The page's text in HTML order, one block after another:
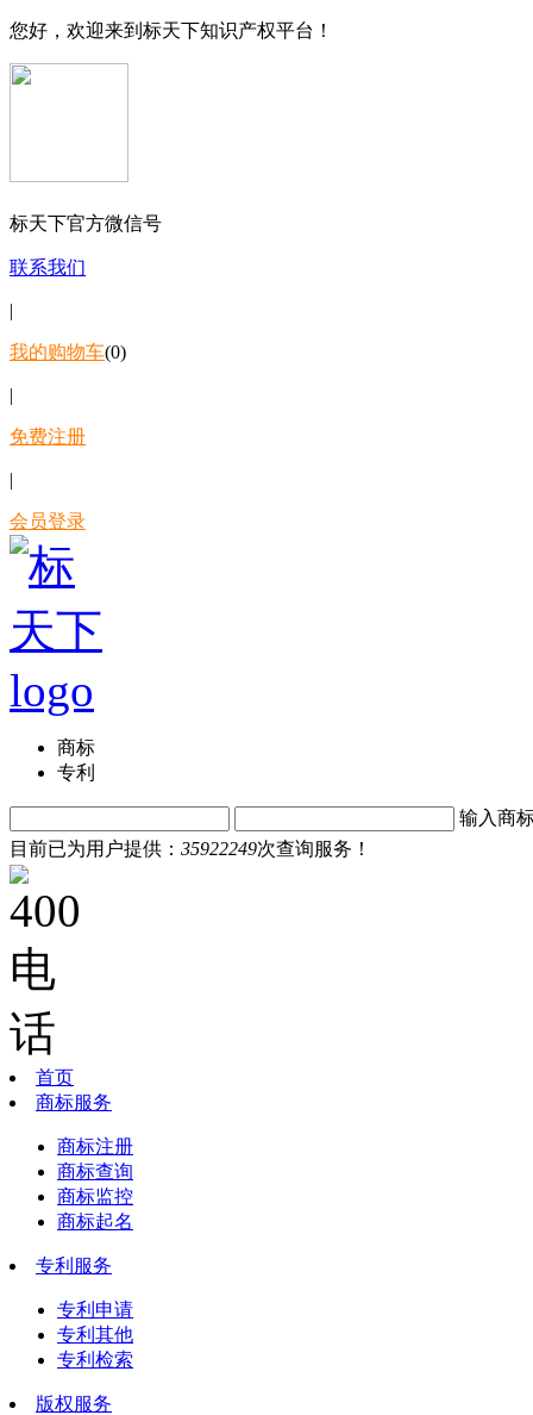
您好，欢迎来到标天下知识产权平台！
标天下官方微信号
联系我们
|
我的购物车(0)
|
免费注册
|
会员登录
商标
专利
输入商
目前已为用户提供： 35922249次查询服务！
首页
商标服务
商标注册
商标查询
商标监控
商标起名
专利服务
专利申请
专利其他
专利检索
版权服务